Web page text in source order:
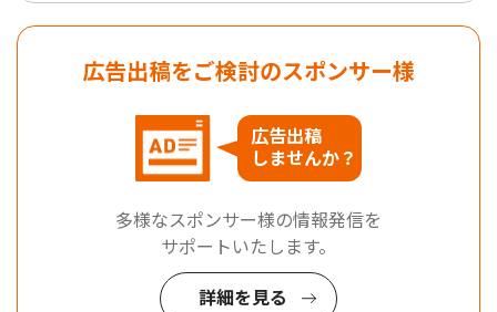
広告出稿をご検討のスポンサー様
広告出稿
しませんか？
多様なスポンサー様の情報発信を
サポートいたします。
詳細を見る